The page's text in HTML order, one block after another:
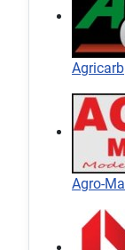
Agricarb
Agro-